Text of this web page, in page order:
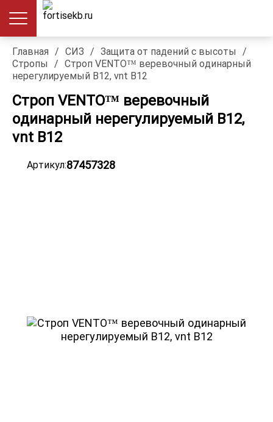
Главная / СИЗ / Защита от падений с высоты
/
Стропы
/ Строп VENTO™ веревочный одинарный
нерегулируемый B12, vnt B12
Строп VENTO™ веревочный
одинарный нерегулируемый B12,
vnt B12
Артикул:87457328